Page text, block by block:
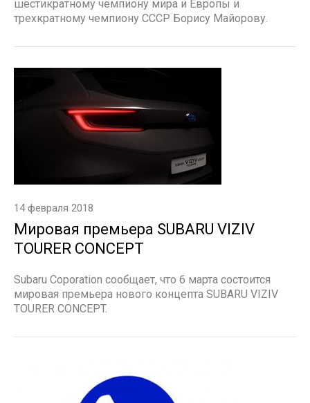
шестикратному чемпиону мира и Европы и
трехкратному чемпиону СССР Борису Майорову.
14 февраля 2018
Мировая премьера SUBARU VIZIV
TOURER CONCEPT
Subaru Coporation сообщает, что 6 марта состоится
мировая премьера нового концепта SUBARU VIZIV
TOURER CONCEPT.